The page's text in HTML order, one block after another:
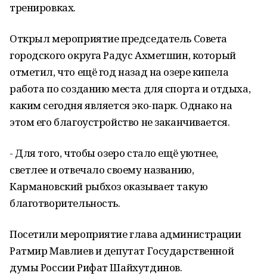
тренировках.
Открыл мероприятие председатель Совета
городского округа Радус Ахметшин, который
отметил, что ещё год назад на озере кипела
работа по созданию места для спорта и отдыха,
каким сегодня является эко-парк. Однако на
этом его благоустройство не заканчивается.
- Для того, чтобы озеро стало ещё уютнее,
светлее и отвечало своему названию,
Кармановский рыбхоз оказывает такую
благотворительность.
Посетили мероприятие глава администрации
Ратмир Мавлиев и депутат Государственной
думы России Рифат Шайхутдинов.